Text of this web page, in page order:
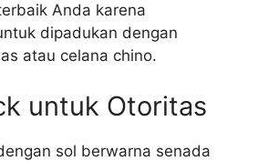
Anda karena
dipadukan dengan
atau celana chino.
untuk Otoritas
sol berwarna senada